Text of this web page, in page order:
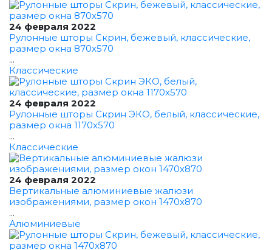
24 февраля 2022
Рулонные шторы Скрин, бежевый, классические,
размер окна 870x570
...
Классические
24 февраля 2022
Рулонные шторы Скрин ЭКО, белый, классические,
размер окна 1170x570
...
Классические
24 февраля 2022
Вертикальные алюминиевые жалюзи
изображениями, размер окон 1470x870
...
Алюминиевые